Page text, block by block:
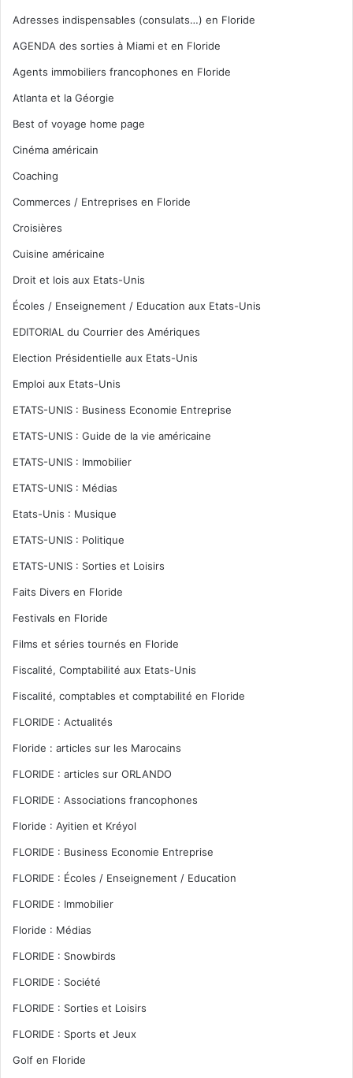
Adresses indispensables (consulats…) en Floride
AGENDA des sorties à Miami et en Floride
Agents immobiliers francophones en Floride
Atlanta et la Géorgie
Best of voyage home page
Cinéma américain
Coaching
Commerces / Entreprises en Floride
Croisières
Cuisine américaine
Droit et lois aux Etats-Unis
Écoles / Enseignement / Education aux Etats-Unis
EDITORIAL du Courrier des Amériques
Election Présidentielle aux Etats-Unis
Emploi aux Etats-Unis
ETATS-UNIS : Business Economie Entreprise
ETATS-UNIS : Guide de la vie américaine
ETATS-UNIS : Immobilier
ETATS-UNIS : Médias
Etats-Unis : Musique
ETATS-UNIS : Politique
ETATS-UNIS : Sorties et Loisirs
Faits Divers en Floride
Festivals en Floride
Films et séries tournés en Floride
Fiscalité, Comptabilité aux Etats-Unis
Fiscalité, comptables et comptabilité en Floride
FLORIDE : Actualités
Floride : articles sur les Marocains
FLORIDE : articles sur ORLANDO
FLORIDE : Associations francophones
Floride : Ayitien et Kréyol
FLORIDE : Business Economie Entreprise
FLORIDE : Écoles / Enseignement / Education
FLORIDE : Immobilier
Floride : Médias
FLORIDE : Snowbirds
FLORIDE : Société
FLORIDE : Sorties et Loisirs
FLORIDE : Sports et Jeux
Golf en Floride